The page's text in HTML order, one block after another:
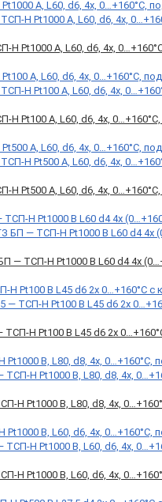
Н Pt1000 A, L60, d6, 4х,
Н Pt100 A, L60, d6, 4х,
Н Pt500 А, L60, d6, 4х,
— ТСП-Н Pt1000 B L60 d4 4x
Н Pt100 B L45 d6 2х
Н Pt1000 B, L80, d8, 4х,
Н Pt1000 B, L60, d6, 4х,